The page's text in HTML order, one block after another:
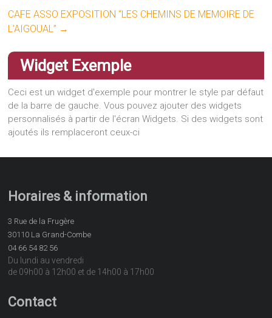
CAFE ASSO EXPOSITION “LES CHEMINS DE MEMOIRE DE
L’AIGOUAL” →
Widget Exemple
Ceci est un widget d'exemple pour montrer le style par défaut
de la barre de gauche. Vous pouvez ajouter des widgets
personnalisés à partir de l'écran Widgets. Si des widgets sont
ajoutés ils remplaceront ceux-ci
Horaires & information
3 Rue de la Frugère
30110 La Grand-Combe
04 66 54 82 56
Du lundi au vendredi
de 09h00 à 12h00 et de 14h00 à 17h00
Contact